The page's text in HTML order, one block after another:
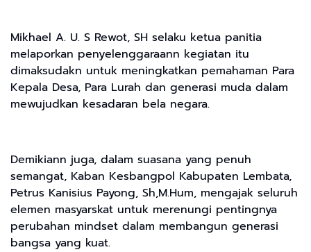
Mikhael A. U. S Rewot, SH selaku ketua panitia
melaporkan penyelenggaraann kegiatan itu
dimaksudakn untuk meningkatkan pemahaman Para
Kepala Desa, Para Lurah dan generasi muda dalam
mewujudkan kesadaran bela negara.
Demikiann juga, dalam suasana yang penuh
semangat, Kaban Kesbangpol Kabupaten Lembata,
Petrus Kanisius Payong, Sh,M.Hum, mengajak seluruh
elemen masyarskat untuk merenungi pentingnya
perubahan mindset dalam membangun generasi
bangsa yang kuat.